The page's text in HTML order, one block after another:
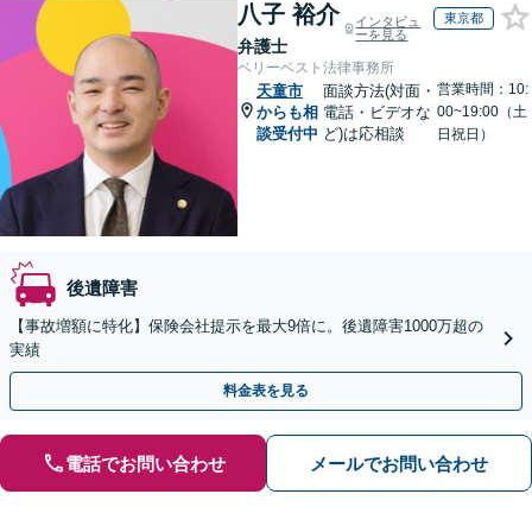
八子 裕介
弁護士
インタビュ
ーを見る
東京都
ベリーベスト法律事務所
天童市
からも相
談受付中
面談方法(対面・
電話・ビデオな
ど)は応相談
営業時間：10:
00~19:00（土
日祝日）
後遺障害
【事故増額に特化】保険会社提示を最大9倍に。後遺障害1000万超の
実績
料金表を見る
電話でお問い合わせ メールでお問い合わせ